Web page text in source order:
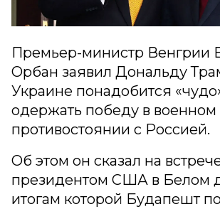
Премьер-министр Венгрии
Орбан заявил Дональду
Украине понадобится
одержать победу в военном
противостоянии с Россией.
Об этом он сказал на
президентом США в Белом
итогам которой Будапешт